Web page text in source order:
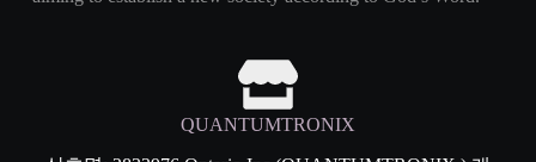
QUANTUMTRONIX